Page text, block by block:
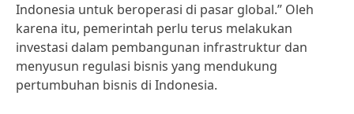
Indonesia untuk beroperasi di pasar global.” Oleh
karena itu, pemerintah perlu terus melakukan
investasi dalam pembangunan infrastruktur dan
menyusun regulasi bisnis yang mendukung
pertumbuhan bisnis di Indonesia.